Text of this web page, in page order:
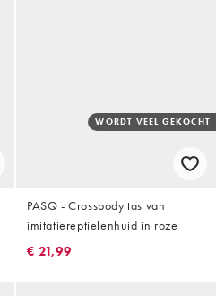
WORDT VEEL GEKOCHT
PASQ - Crossbody tas van
imitatiereptielenhuid in roze
€ 21,99